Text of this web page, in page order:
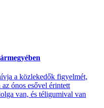
a közlekedők figyelmét,
ónos esővel érintett
van, és téligumival van